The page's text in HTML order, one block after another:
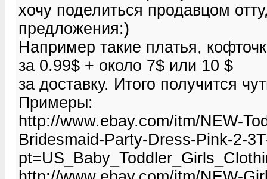
хочу поделиться продавцом
предложения:)
Например такие платья,
за 0.99$ + около 7$ или 10 $
за доставку. Итого получится
Примеры:
http://www.ebay.com/itm/NEW-
Bridesmaid-Party-Dress-Pink-2-